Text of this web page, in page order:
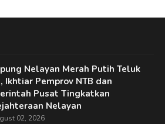
Nelayan Merah Putih Teluk
Ikhtiar Pemprov NTB dan
Pusat Tingkatkan
Nelayan
02, 2026